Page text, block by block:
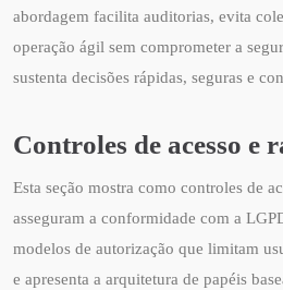
abordagem facilita auditorias, evita
operação ágil sem comprometer a
sustenta decisões rápidas, seguras e
Controles de acesso e
Esta seção mostra como controles de
asseguram a conformidade com a
modelos de autorização que limitam
e apresenta a arquitetura de papéis